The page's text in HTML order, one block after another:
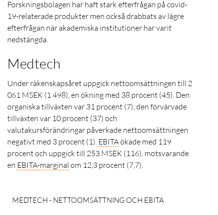
Forskningsbolagen har haft stark efterfrågan på covid-
19-relaterade produkter men också drabbats av lägre
efterfrågan när akademiska institutioner har varit
nedstängda.
Medtech
Under räkenskapsåret uppgick nettoomsättningen till 2
061 MSEK (1 498), en ökning med 38 procent (45). Den
organiska tillväxten var 31 procent (7), den förvärvade
tillväxten var 10 procent (37) och
valutakursförändringar påverkade nettoomsättningen
negativt med 3 procent (1). EBITAökade med 119
procent och uppgick till 253 MSEK (116), motsvarande
en EBITA-marginal om 12,3 procent (7,7).
MEDTECH - NETTOOMSÄTTNING OCH EBITA